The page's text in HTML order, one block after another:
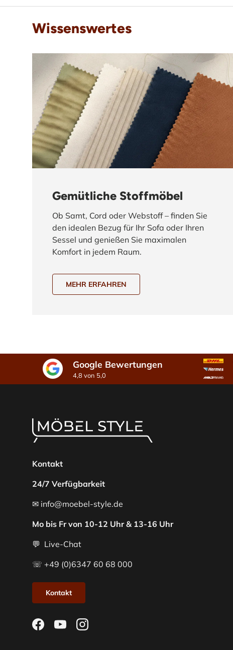
Wissenswertes
Gemütliche Stoffmöbel
Ob Samt, Cord oder Webstoff – finden Sie
den idealen Bezug für Ihr Sofa oder Ihren
Sessel und genießen Sie maximalen
Komfort in jedem Raum.
MEHR ERFAHREN
Google Bewertungen
4,8 von 5,0
Kontakt
24/7 Verfügbarkeit
✉ info@moebel-style.de
Mo bis Fr von 10-12 Uhr & 13-16 Uhr
💬 Live-Chat
☏ +49 (0)6347 60 68 000
Kontakt
FacebookYouTubeInstagram